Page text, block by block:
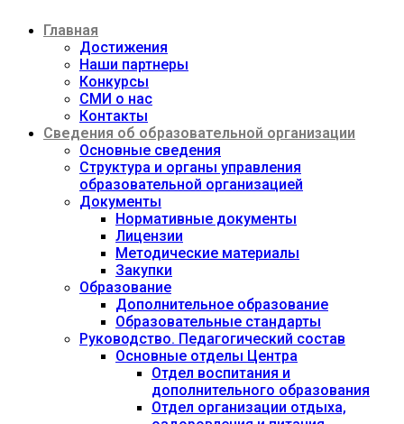
содержимому
Главная
Достижения
Наши партнеры
Конкурсы
СМИ о нас
Контакты
Сведения об образовательной организации
Основные сведения
Структура и органы управления
образовательной организацией
Документы
Нормативные документы
Лицензии
Методические материалы
Закупки
Образование
Дополнительное образование
Образовательные стандарты
Руководство. Педагогический состав
Основные отделы Центра
Отдел воспитания и
дополнительного образования
Отдел организации отдыха,